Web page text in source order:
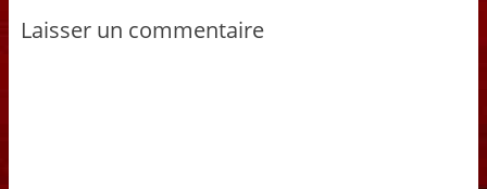
Laisser un commentaire